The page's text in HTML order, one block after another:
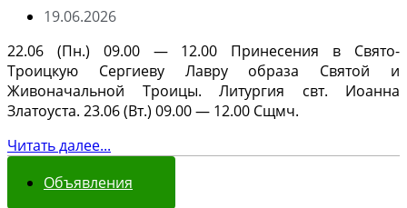
19.06.2026
22.06 (Пн.) 09.00 — 12.00 Принесения в Свято-
Троицкую Сергиеву Лавру образа Святой и
Живоначальной Троицы. Литургия свт. Иоанна
Златоуста. 23.06 (Вт.) 09.00 — 12.00 Сщмч.
Читать далее...
Объявления